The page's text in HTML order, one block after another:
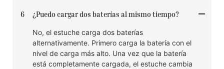
6 ¿Puedo cargar dos baterías al mismo tiempo?
No, el estuche carga dos baterías
alternativamente. Primero carga la batería con el
nivel de carga más alto. Una vez que la batería
está completamente cargada, el estuche cambia